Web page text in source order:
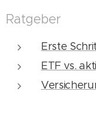
Ratgeber
Erste
ETF vs.